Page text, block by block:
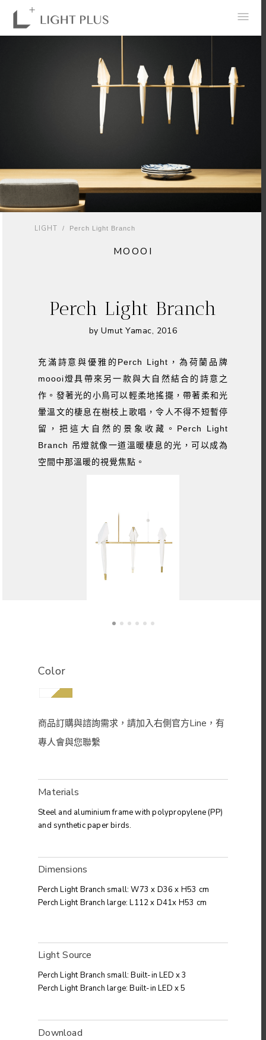
Perch Light Branch
MOOOI
by Umut Yamac, 2016
充滿詩意與優雅的Perch Light，為荷蘭品牌
moooi燈具帶來另一款與大自然結合的詩意之
作。發著光的小鳥可以輕柔地搖擺，帶著柔和光
暈溫文的棲息在樹枝上歌唱，令人不得不短暫停
留，把這大自然的景象收藏。Perch Light
Branch 吊燈就像一道溫暖棲息的光，可以成為
空間中那溫暖的視覺焦點。
Color
LIGHT / Perch Light Branch
Materials
Steel and aluminium frame with polypropylene (PP)
and synthetic paper birds.
Dimensions
Perch Light Branch small: W73 x D36 x H53 cm
Perch Light Branch large: L112 x D41x H53 cm
Light Source
Perch Light Branch small: Built-in LED x 3
Perch Light Branch large: Built-in LED x 5
Download